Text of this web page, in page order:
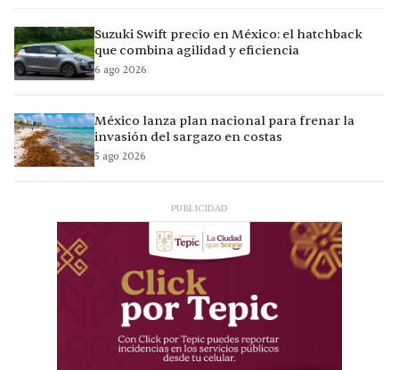
Suzuki Swift precio en México: el hatchback
que combina agilidad y eficiencia
6 ago 2026
México lanza plan nacional para frenar la
invasión del sargazo en costas
5 ago 2026
PUBLICIDAD